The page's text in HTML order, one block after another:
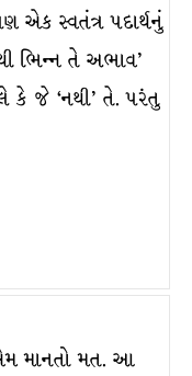
એક સ્વતંત્ર પદાર્થનું
ભિન્ન તે અભાવ’
કે જે ‘નથી’ તે. પરંતુ
એમ માનતો મત. આ